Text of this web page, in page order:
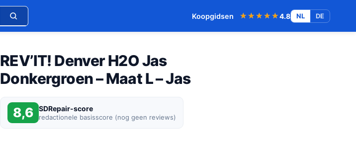
Koopgidsen ★★★★★
★★★★★4.8 NL DE
REV’IT! Denver H2O Jas
Donkergroen – Maat L – Jas
8,6 SDRepair-score
redactionele basisscore (nog geen reviews)